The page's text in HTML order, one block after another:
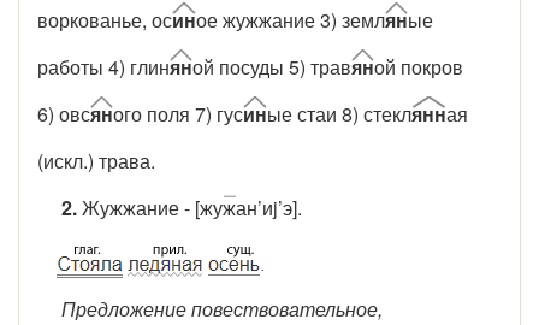
воркованье, осиное жужжание 3) земляные
работы 4) глиняной посуды 5) травяной покров
6) овсяного поля 7) гусиные стаи 8) стеклянная
(искл.) трава.
2.Жужжание - [жужан’иj’э].
Предложение повествовательное,